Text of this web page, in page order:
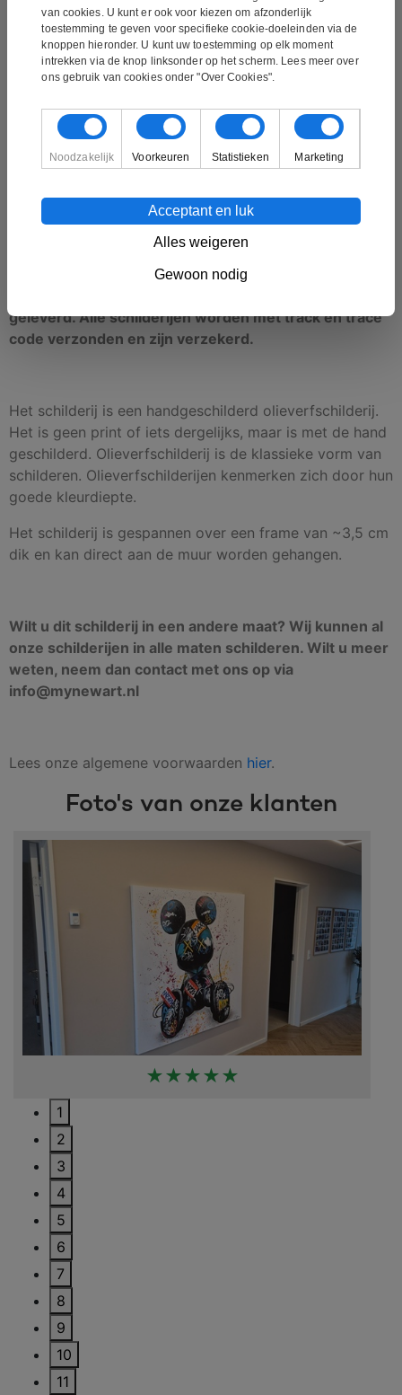
Techniek:Handgeschilderd
Materiaal:Olieverfschilderij
Formaat van het schilderij: 160 x 60 cm
Klaar om aan de muur te hangen:
Ja (Het canvas is om
een houten frame gewikkeld)
Bezorging is gratis en het schilderij wordt bij u thuis
afgeleverd. Wij versturen onze schilderijen met
geleverd. Alle schilderijen worden met track en trace
code verzonden en zijn verzekerd.
Het schilderij is een handgeschilderd olieverfschilderij.
Het is geen print of iets dergelijks, maar is met de hand
geschilderd. Olieverfschilderij is de klassieke vorm van
schilderen. Olieverfschilderijen kenmerken zich door hun
goede kleurdiepte.
Het schilderij is gespannen over een frame van ~3,5 cm
dik en kan direct aan de muur worden gehangen.
Wilt u dit schilderij in een andere maat? Wij kunnen al
onze schilderijen in alle maten schilderen. Wilt u meer
weten, neem dan contact met ons op via
info@mynewart.nl
Lees onze algemene voorwaarden hier.
Foto's van onze klanten
★★★★★
1
2
3
4
5
6
7
8
9
10
11
van cookies. U kunt er ook voor kiezen om afzonderlijk
toestemming te geven voor specifieke cookie-doeleinden via de
knoppen hieronder. U kunt uw toestemming op elk moment
intrekken via de knop linksonder op het scherm. Lees meer over
ons gebruik van cookies onder "Over Cookies".
Noodzakelijk Voorkeuren Statistieken Marketing
Alles weigeren
Gewoon nodig
Acceptant en luk